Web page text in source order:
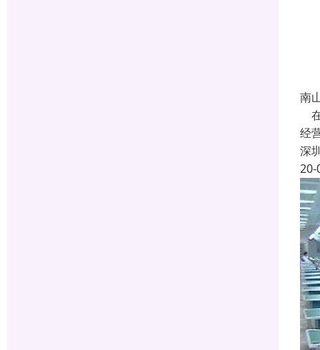
南
经
深
20-